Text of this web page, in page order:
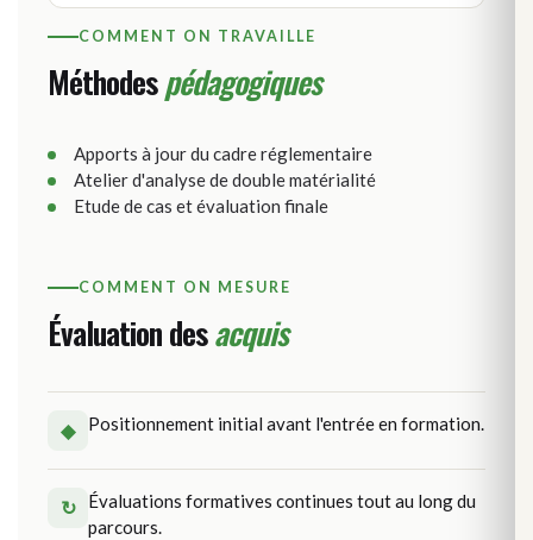
COMMENT ON TRAVAILLE
Méthodespédagogiques
Apports à jour du cadre réglementaire
Atelier d'analyse de double matérialité
Etude de cas et évaluation finale
COMMENT ON MESURE
Évaluation desacquis
◆ Positionnement initial avant l'entrée en formation.
↻
Évaluations formatives continues tout au long du
parcours.